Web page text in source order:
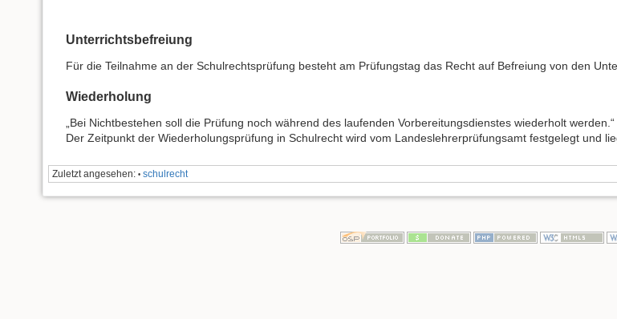
Unterrichtsbefreiung
Für die Teilnahme an der Schulrechtsprüfung besteht am Prüfungstag das Recht auf Befreiung von den
Wiederholung
„Bei Nichtbestehen soll die Prüfung noch während des laufenden Vorbereitungsdienstes wiederholt werden.“
Der Zeitpunkt der Wiederholungsprüfung in Schulrecht wird vom Landeslehrerprüfungsamt festgelegt und
Zuletzt angesehen: • schulrecht